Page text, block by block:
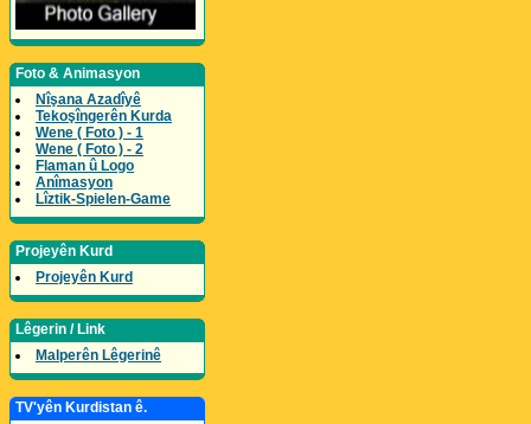
Foto & Animasyon
Nîşana Azadîyê
Tekoşîngerên Kurda
Wene ( Foto ) - 1
Wene ( Foto ) - 2
Flaman û Logo
Anîmasyon
Lîztik-Spielen-Game
Projeyên Kurd
Projeyên Kurd
Lêgerin / Link
Malperên Lêgerinê
TV'yên Kurdistan ê.